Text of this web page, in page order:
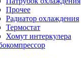
Прочее
Радиатор охлаждения
Термостат
Хомут интеркулера